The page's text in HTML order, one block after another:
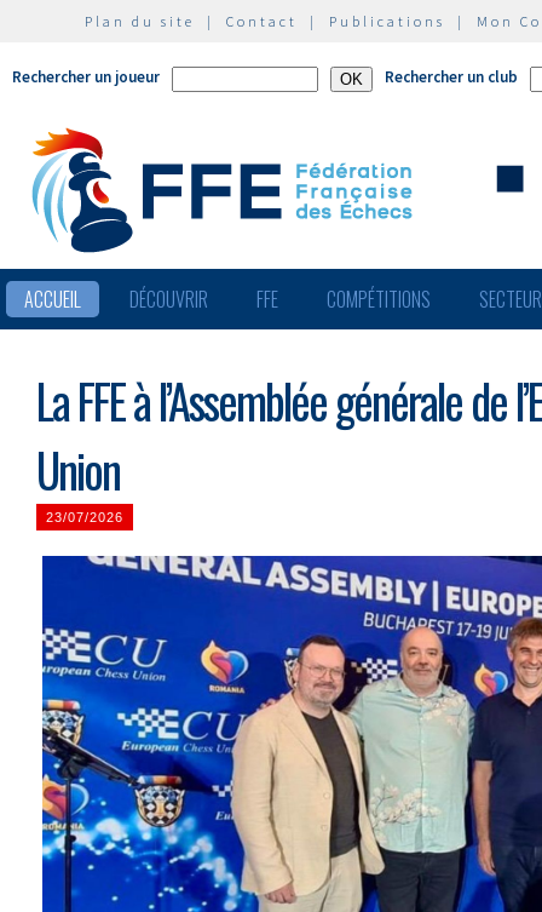
Plan du site | Contact | Publications | Mon
Rechercher un joueur Rechercher un club
ACCUEIL DÉCOUVRIR FFE COMPÉTITIONS
La FFE à l’Assemblée générale de
Union
23/07/2026